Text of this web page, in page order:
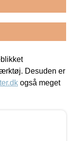
Desuden er
også meget